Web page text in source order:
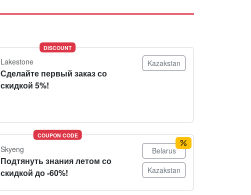
DISCOUNT
Lakestone
Сделайте первый заказ со
скидкой 5%!
Kazakstan
COUPON CODE
Skyeng
Подтянуть знания летом со
скидкой до -60%!
Belarus
Kazakstan